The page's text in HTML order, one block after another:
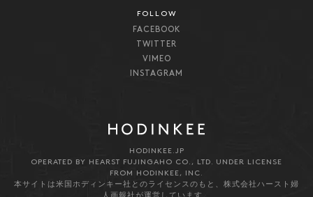
FOLLOW
FACEBOOK
TWITTER
VIMEO
INSTAGRAM
HODINKEE.JP
OPERATED BY HEARST FUJINGAHO CO., LTD. UNDER LICENSE
FROM HODINKEE, INC.
本サイトは米国ホディンキー社とのライセンスのもと、株式会社ハースト婦